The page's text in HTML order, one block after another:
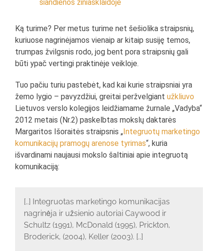
šiandienos žiniasklaidoje
Ką turime? Per metus turime net šešiolika straipsnių,
kuriuose nagrinėjamos vienaip ar kitaip susiję temos,
trumpas žvilgsnis rodo, jog bent pora straipsnių gali
būti ypač vertingi praktinėje veikloje.
Tuo pačiu turiu pastebėt, kad kai kurie straipsniai yra
žemo lygio – pavyzdžiui, greitai peržvelgiantužkliuvo
Lietuvos verslo kolegijos leidžiamame žurnale „Vadyba“
2012 metais (Nr.2) paskelbtas mokslų daktarės
Margaritos Išoraitės straipsnis „ Integruotų marketingo
komunikacijų pramogų arenose tyrimas“, kuria
išvardinami naujausi mokslo šaltiniai apie integruotą
komunikaciją:
[..] Integruotas marketingo komunikacijas
nagrinėja ir užsienio autoriai Caywood ir
Schultz (1991), McDonald (1995), Prickton,
Broderick, (2004), Keller (2003). [..]